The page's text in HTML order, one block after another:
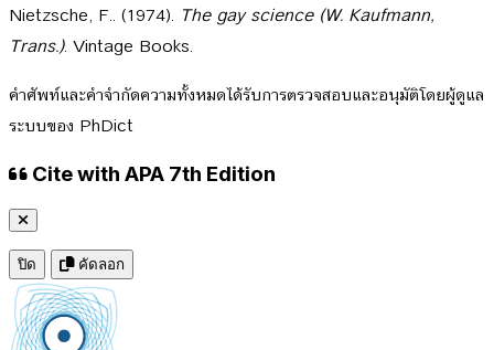
Nietzsche, F.. (1974). The gay science (W. Kaufmann,
Trans.). Vintage Books.
คำศัพท์และคำจำกัดความทั้งหมดได้รับการตรวจสอบและอนุมัติโดยผู้ดูแล
ระบบของ PhDict
Cite with APA 7th Edition
ปิด คัดลอก